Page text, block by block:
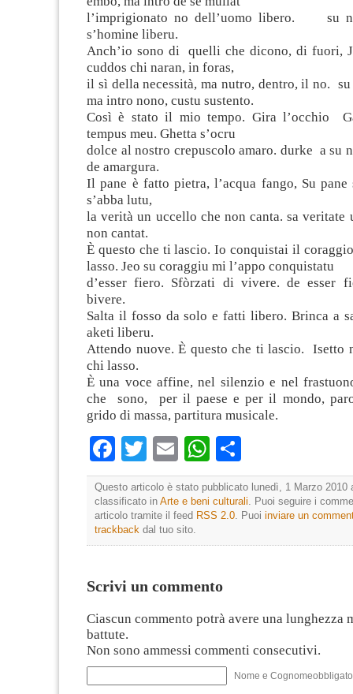
l’imprigionato no dell’uomo libero. su
s’homine liberu.
Anch’io sono di quelli che dicono, di fuori,
cuddos chi naran, in foras,
il sì della necessità, ma nutro, dentro, il no.
ma intro nono, custu sustento.
Così è stato il mio tempo. Gira l’occhio
tempus meu. Ghetta s’ocru
dolce al nostro crepuscolo amaro. durke a su
de amargura.
Il pane è fatto pietra, l’acqua fango, Su pane
s’abba lutu,
la verità un uccello che non canta. sa veritate
non cantat.
È questo che ti lascio. Io conquistai il
lasso. Jeo su coraggiu mi l’appo conquistatu
d’esser fiero. Sfòrzati di vivere. de esser
bivere.
Salta il fosso da solo e fatti libero. Brinca a
aketi liberu.
Attendo nuove. È questo che ti lascio. Isetto
chi lasso.
È una voce affine, nel silenzio e nel
che sono, per il paese e per il mondo,
grido di massa, partitura musicale.
Facebook
TwitterEmailWhatsApp
Questo articolo è stato pubblicato lunedì, 1 Marzo 2010
classificato in Arte e beni culturali. Puoi seguire i
articolo tramite il feed RSS 2.0. Puoi inviare un
trackback dal tuo sito.
Scrivi un commento
Ciascun commento potrà avere una lunghezza
battute.
Non sono ammessi commenti consecutivi.
Nome e